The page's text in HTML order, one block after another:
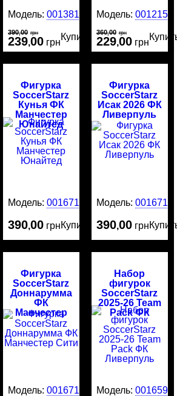
Модель:0013813
390,00 грн
239,00 грн
Купить
Модель: 0012159
360,00 грн
229,00 грн
Фигурка
SoccerStarz
Кунья ФК
Манчестер
Юнайтед
Модель:0016717
390,00 грнКупить
Фигурка
SoccerStarz
Исак 2026 ФК
Ливерпуль
Модель: 0016716
390,00 грн
Фигурка
SoccerStarz
Доннарумма
ФК
Манчестер
Сити
Модель:0016714
Набор
фигурок
SoccerStarz
2025-26 Team
Pack ФК
Ливерпуль
Модель: 0016595